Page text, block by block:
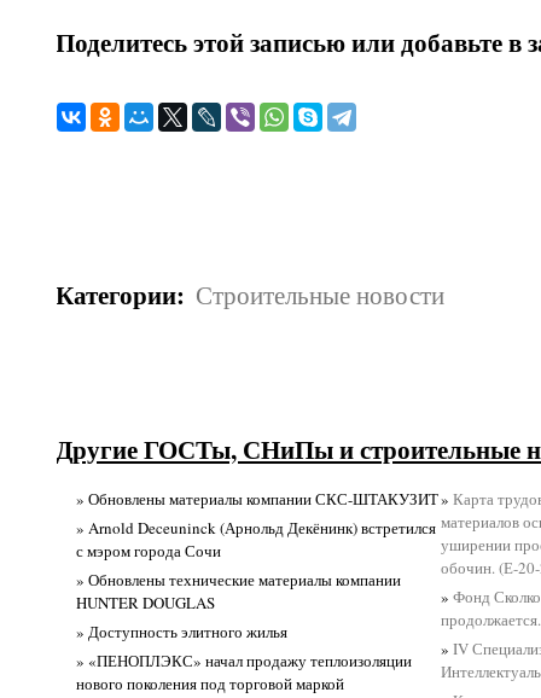
Поделитесь этой записью или добавьте в
Категории: Строительные новости
Другие ГОСТы, СНиПы и строительные
» Обновлены материалы компании СКС-ШТАКУЗИТ
» Arnold Deceuninck (Арнольд Декёнинк) встретился
с мэром города Сочи
» Обновлены технические материалы компании
HUNTER DOUGLAS
» Доступность элитного жилья
» «ПЕНОПЛЭКС» начал продажу теплоизоляции
нового поколения под торговой маркой
»Карта
материалов
уширении
обочин. (Е-
»Фонд
продолжается.
»IV